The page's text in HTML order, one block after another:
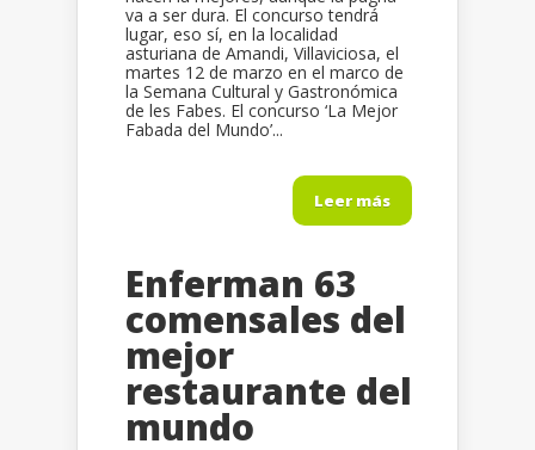
va a ser dura. El concurso tendrá
lugar, eso sí, en la localidad
asturiana de Amandi, Villaviciosa, el
martes 12 de marzo en el marco de
la Semana Cultural y Gastronómica
de les Fabes. El concurso ‘La Mejor
Fabada del Mundo’...
Leer más
Enferman 63
comensales del
mejor
restaurante del
mundo